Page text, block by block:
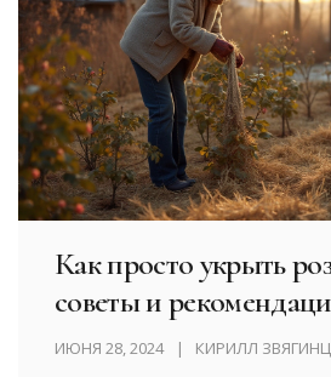
здоровым до весны.
Как просто укрыть
советы и
ИЮНЯ 28, 2024 КИРИЛЛ